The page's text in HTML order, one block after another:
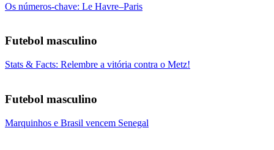
Os números-chave: Le Havre–Paris
Futebol masculino
Stats & Facts: Relembre a vitória contra o Metz!
Futebol masculino
Marquinhos e Brasil vencem Senegal